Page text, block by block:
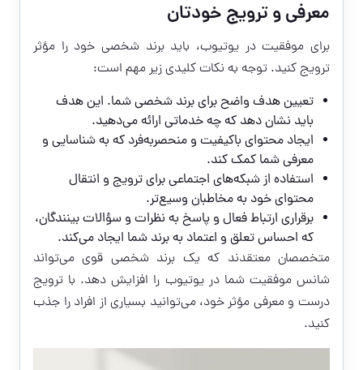
معرفی و ترویج خودتان
برای موفقیت در یوتیوب، باید برند شخصی خود را مؤثر
ترویج کنید. توجه به نکات کلیدی زیر مهم است:
تعیین هدف واضح برای برند شخصی شما. این هدف
باید نشان دهد که چه خدماتی ارائه می‌دهید.
ایجاد محتوای باکیفیت و منحصربه‌فرد که به شناسایی و
معرفی شما کمک کند.
استفاده از شبکه‌های اجتماعی برای ترویج و انتقال
محتوای خود به مخاطبان وسیع‌تر.
برقراری ارتباط فعال و پاسخ به نظرات و سؤالات بینندگان،
که احساس تعلق و اعتماد به برند شما ایجاد می‌کند.
متخصصان معتقدند که یک برند شخصی قوی می‌تواند
شانس موفقیت شما در یوتیوب را افزایش دهد. با ترویج
درست و معرفی مؤثر خود، می‌توانید بسیاری از افراد را جذب
کنید.